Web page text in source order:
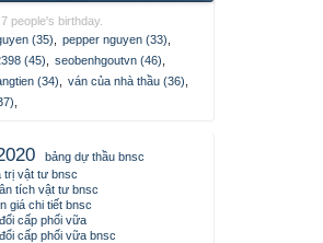
people's birthday.
(35)
pepper nguyen (33)
(45)
seobenhgoutvn (46)
(34)
ván của nhà thầu (36)
bảng dự thầu bnsc
trị vật tư bnsc
tích vật tư bnsc
giá chi tiết bnsc
cấp phối vữa
cấp phối vữa bnsc